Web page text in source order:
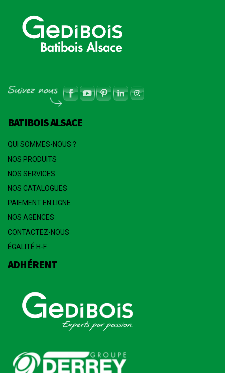
BATIBOIS ALSACE
QUI SOMMES-NOUS ?
NOS PRODUITS
NOS SERVICES
NOS CATALOGUES
PAIEMENT EN LIGNE
NOS AGENCES
CONTACTEZ-NOUS
ÉGALITÉ H-F
ADHÉRENT